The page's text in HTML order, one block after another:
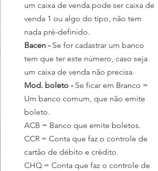
um caixa de venda pode ser caixa de
venda 1 ou algo do tipo, não tem
nada pré-definido.
Bacen - Se for cadastrar um banco
tem que ter este número, caso seja
um caixa de venda não precisa.
Mod. boleto - Se ficar em Branco =
Um banco comum, que não emite
boleto.
ACB = Banco que emite boletos.
CCR = Conta que faz o controle de
cartão de débito e crédito.
CHQ = Conta que faz o controle de